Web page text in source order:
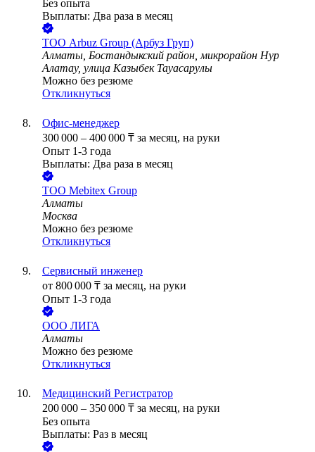
Без опыта
Выплаты: Два раза в месяц
ТОО Arbuz Group (Арбуз Груп)
Алматы, Бостандыкский район, микрорайон Нур
Алатау, улица Казыбек Тауасарулы
Можно без резюме
Откликнуться
Офис-менеджер
300 000 – 400 000 ₸ за месяц, на руки
Опыт 1-3 года
Выплаты: Два раза в месяц
ТОО Mebitex Group
Алматы
Москва
Можно без резюме
Откликнуться
Сервисный инженер
от 800 000 ₸ за месяц, на руки
Опыт 1-3 года
ООО ЛИГА
Алматы
Можно без резюме
Откликнуться
Медицинский Регистратор
200 000 – 350 000 ₸ за месяц, на руки
Без опыта
Выплаты: Раз в месяц